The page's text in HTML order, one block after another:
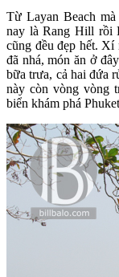
Từ Layan Beach
nay là Rang Hill rồi
cũng đều đẹp hết.
đã nhá, món ăn ở
bữa trưa, cả hai đứa
này còn vòng vòng
biển khám phá